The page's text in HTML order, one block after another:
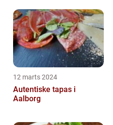
12 marts 2024
Autentiske tapas i
Aalborg